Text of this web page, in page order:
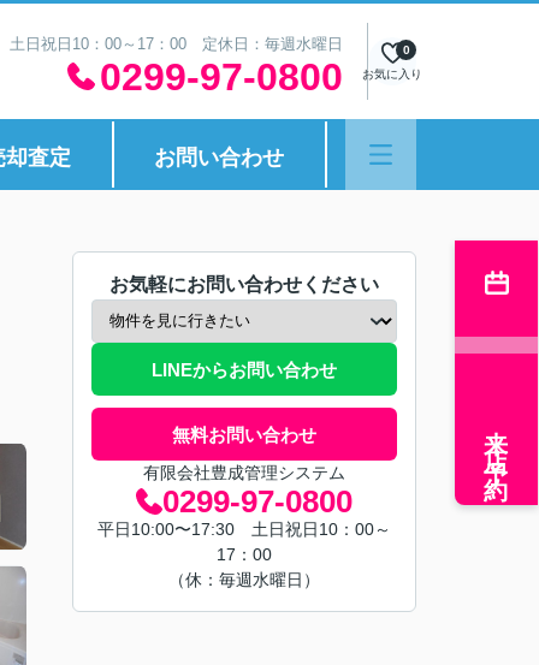
日祝日10：00～17：00 定休日：毎週水曜日
0299-97-0800 お気に入り
0
却査定 お問い合わせ
お気軽にお問い合わせください
LINEからお問い合わせ
無料お問い合わせ
有限会社豊成管理システム
0299-97-0800
平日10:00〜17:30 土日祝日10：00～
17：00
（休：毎週水曜日）
来店予約